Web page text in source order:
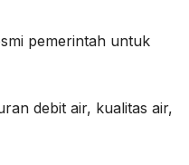
pemerintah untuk
debit air, kualitas air,